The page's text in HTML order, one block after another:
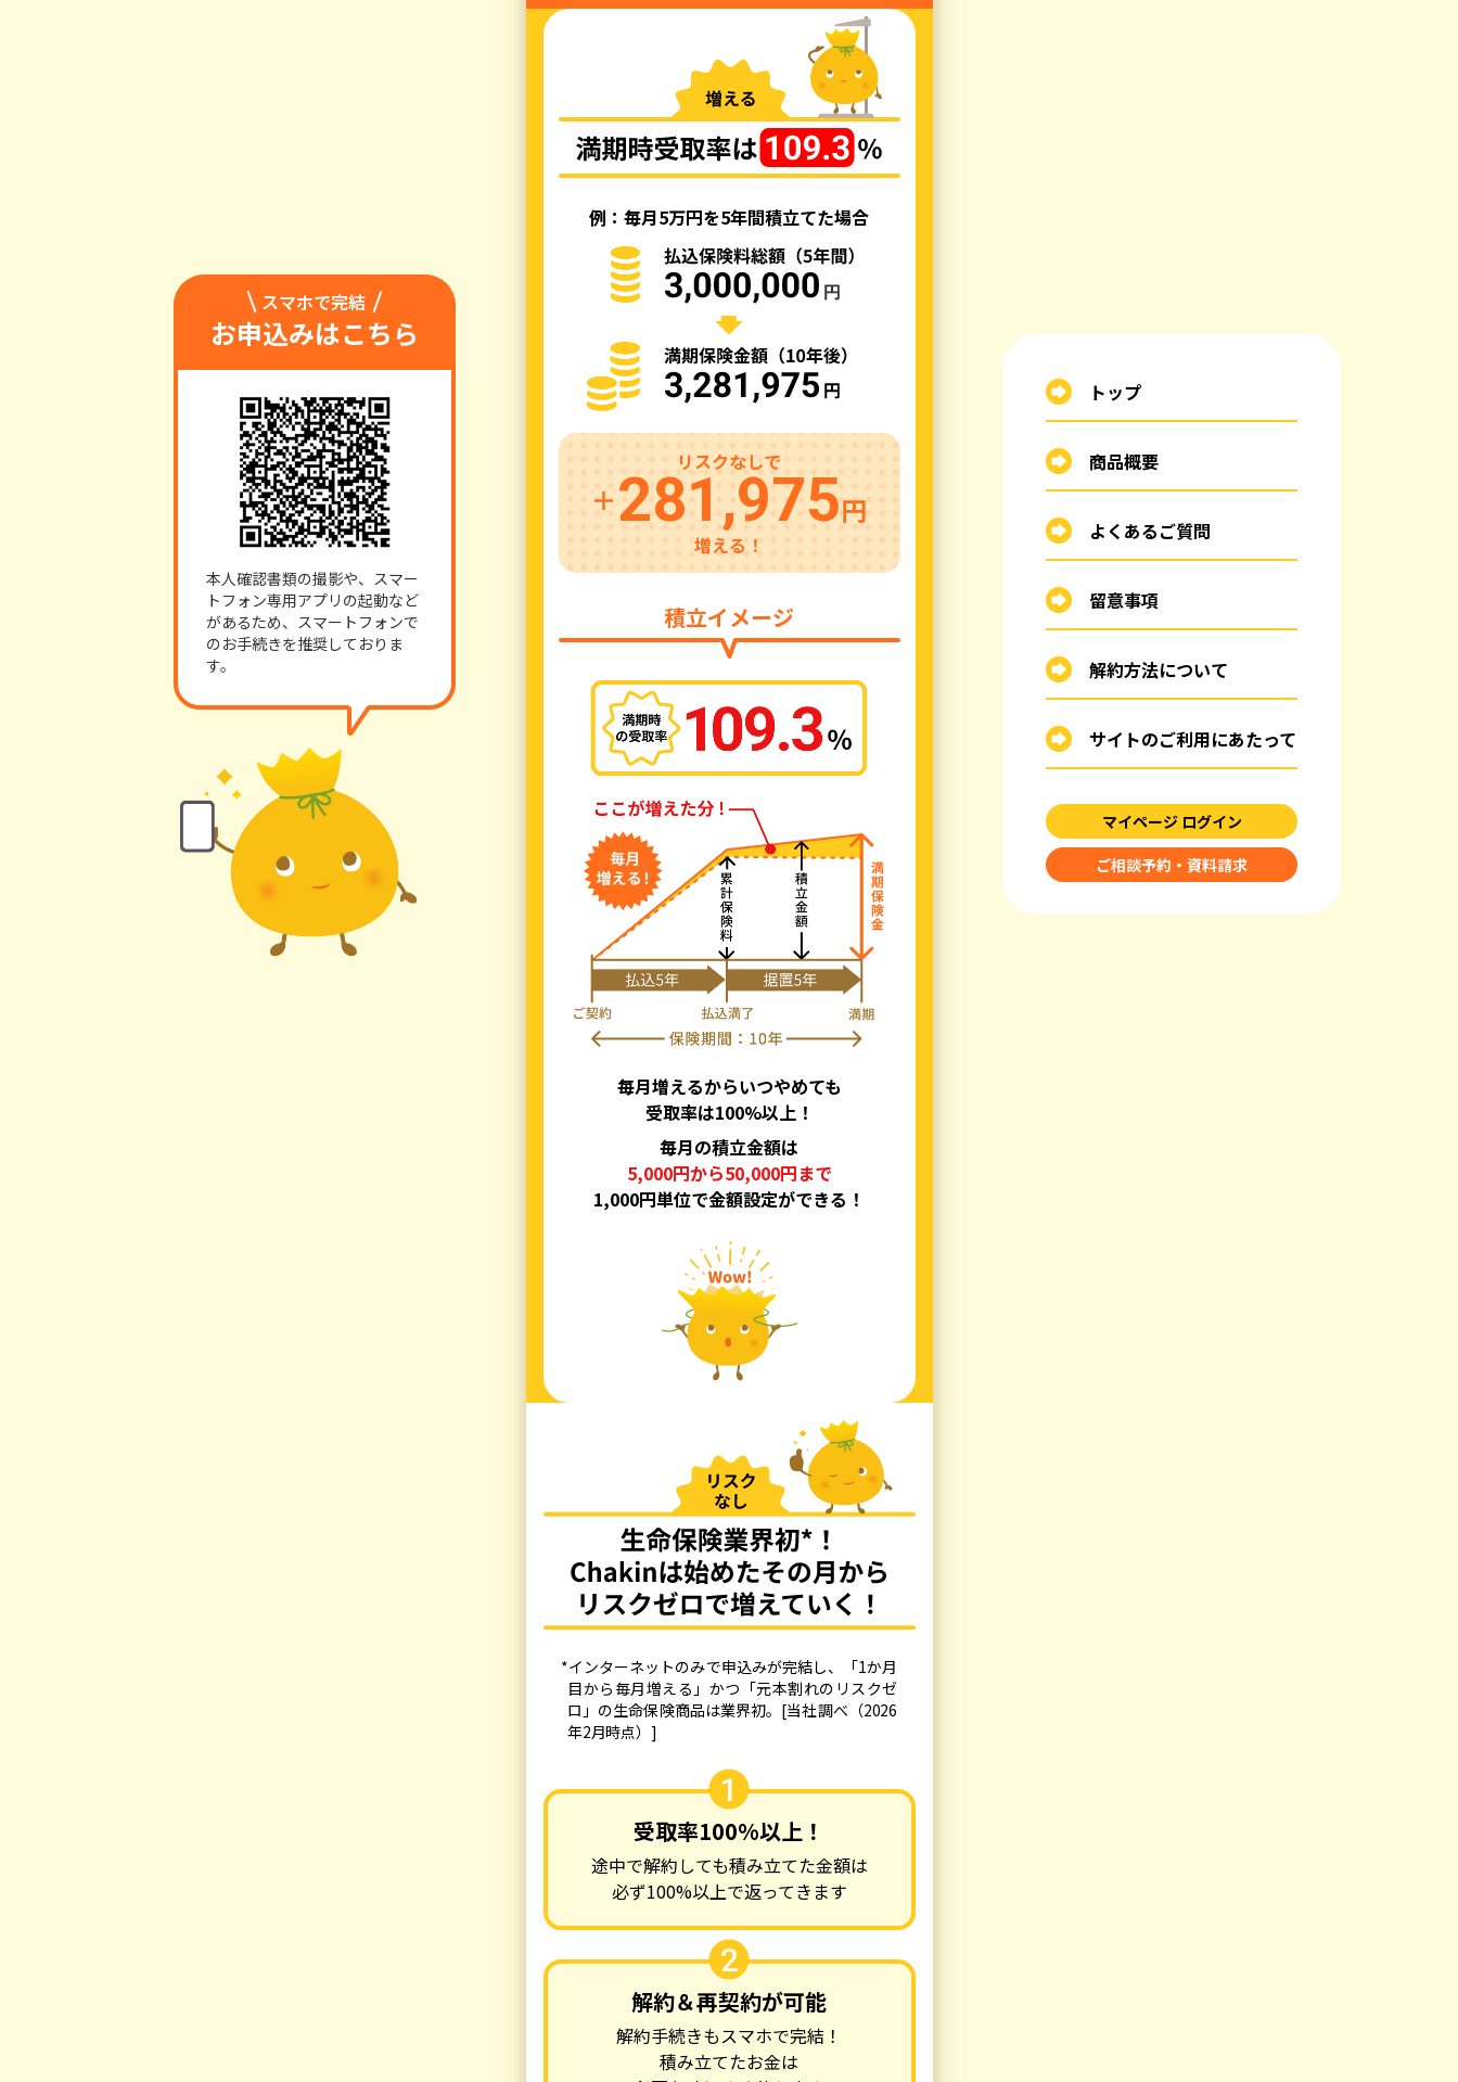
例：毎月5万円を5年間積立てた場合
リスクなしで
＋281,975円
増える！
積立イメージ
毎月増えるからいつやめても
受取率は100%以上！
毎月の積立金額は
5,000円から50,000円まで
1,000円単位で金額設定ができる！
*インターネットのみで申込みが完結し、「1か月
目から毎月増える」かつ「元本割れのリスクゼ
ロ」の生命保険商品は業界初。[当社調べ（2026
年2月時点）]
1
受取率100%以上！
途中で解約しても積み立てた金額は
必ず100%以上で返ってきます
2
解約＆再契約が可能
解約手続きもスマホで完結！
積み立てたお金は
スマホで完結
お申込みはこちら
本人確認書類の撮影や、スマー
トフォン専用アプリの起動など
があるため、スマートフォンで
のお手続きを推奨しておりま
す。
トップ
商品概要
よくあるご質問
留意事項
解約方法について
サイトのご利用にあたって
マイページ ログイン
ご相談予約・資料請求